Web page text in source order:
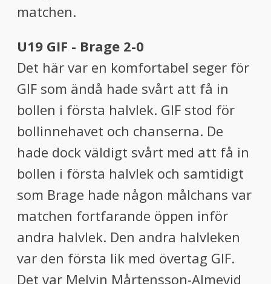
matchen.
U19 GIF - Brage 2-0
Det här var en komfortabel seger för
GIF som ändå hade svårt att få in
bollen i första halvlek. GIF stod för
bollinnehavet och chanserna. De
hade dock väldigt svårt med att få in
bollen i första halvlek och samtidigt
som Brage hade någon målchans var
matchen fortfarande öppen inför
andra halvlek. Den andra halvleken
var den första lik med övertag GIF.
Det var Melvin Mårtensson-Almevid